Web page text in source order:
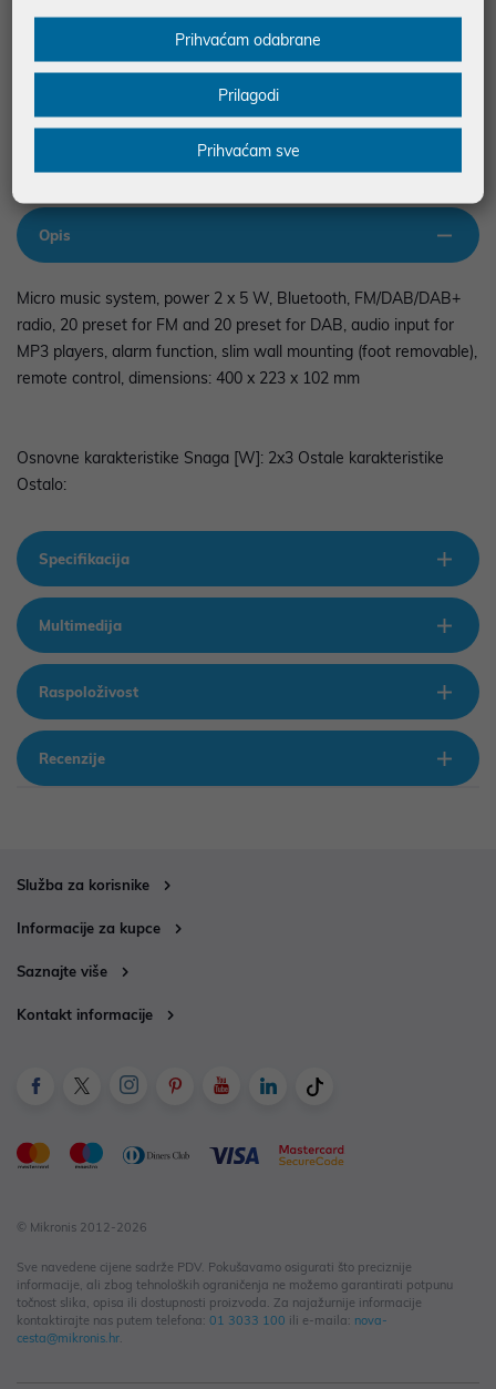
Podaci uz artikle su prezentirani u dobroj namjeri. Mikronis d.o.o. ne
prilikom štampanja te promjene u dostupnosti i cijene. Slike artikala su
ilustrativne prirode te ne moraju u potpunosti odgovarati artiklima. Za sve
eventualne nejasnoće možete nas kontaktirati na
web-prodaja@mikronis.hr
Opis
Micro music system, power 2 x 5 W, Bluetooth, FM/DAB/DAB+
radio, 20 preset for FM and 20 preset for DAB, audio input for
MP3 players, alarm function, slim wall mounting (foot removable),
remote control, dimensions: 400 x 223 x 102 mm
Osnovne karakteristike Snaga [W]: 2x3 Ostale karakteristike
Ostalo:
Specifikacija
Multimedija
Raspoloživost
Recenzije
Služba za korisnike
Informacije za kupce
Saznajte više
Kontakt informacije
© Mikronis 2012-2026
Sve navedene cijene sadrže PDV. Pokušavamo osigurati što preciznije
informacije, ali zbog tehnoloških ograničenja ne možemo garantirati potpunu
točnost slika, opisa ili dostupnosti proizvoda. Za najažurnije informacije
kontaktirajte nas putem telefona: 01 3033 100 ili e-maila: nova-
cesta@mikronis.hr.
Prihvaćam odabrane
Prilagodi
Prihvaćam sve